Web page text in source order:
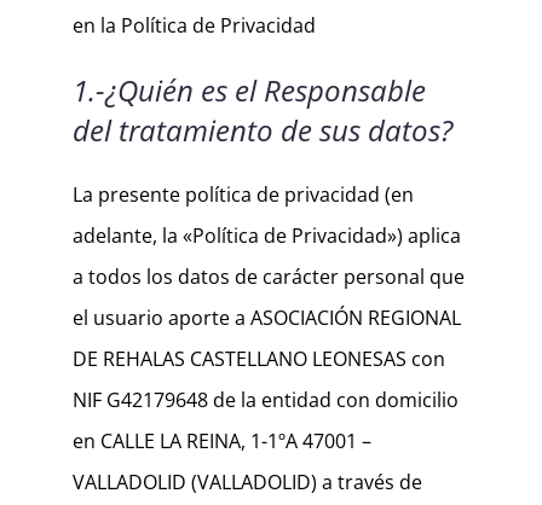
en la Política de Privacidad
1.-¿Quién es el Responsable
del tratamiento de sus datos?
La presente política de privacidad (en
adelante, la «Política de Privacidad») aplica
a todos los datos de carácter personal que
el usuario aporte a ASOCIACIÓN REGIONAL
DE REHALAS CASTELLANO LEONESAS con
NIF G42179648 de la entidad con domicilio
en CALLE LA REINA, 1-1ºA 47001 –
VALLADOLID (VALLADOLID) a través de